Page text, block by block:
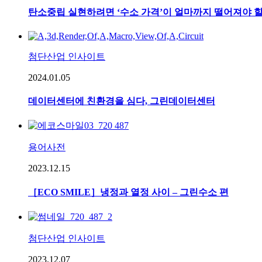
탄소중립 실현하려면 ‘수소 가격’이 얼마까지 떨어져야
첨단산업 인사이트
2024.01.05
데이터센터에 친환경을 심다, 그린데이터센터
용어사전
2023.12.15
［ECO SMILE］냉정과 열정 사이 – 그린수소 편
첨단산업 인사이트
2023.12.07